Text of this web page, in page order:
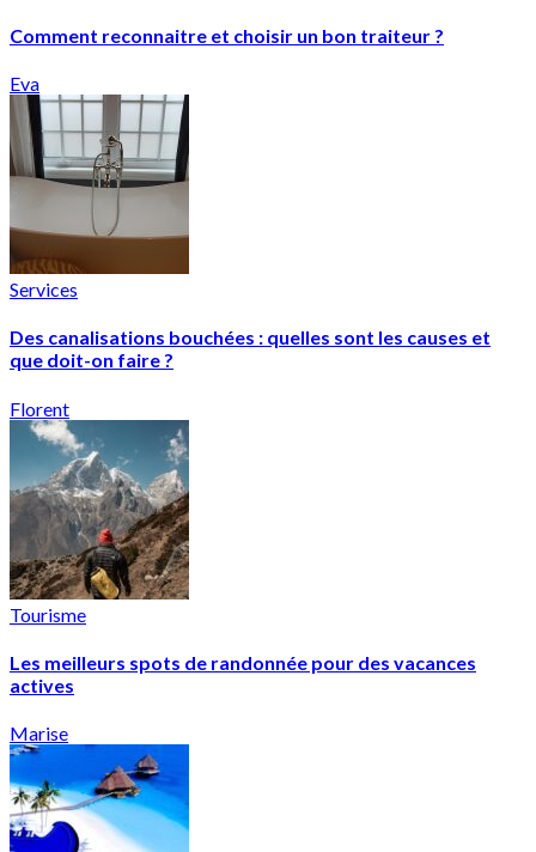
Comment reconnaitre et choisir un bon traiteur ?
Eva
Services
Des canalisations bouchées : quelles sont les causes et
que doit-on faire ?
Florent
Tourisme
Les meilleurs spots de randonnée pour des vacances
actives
Marise